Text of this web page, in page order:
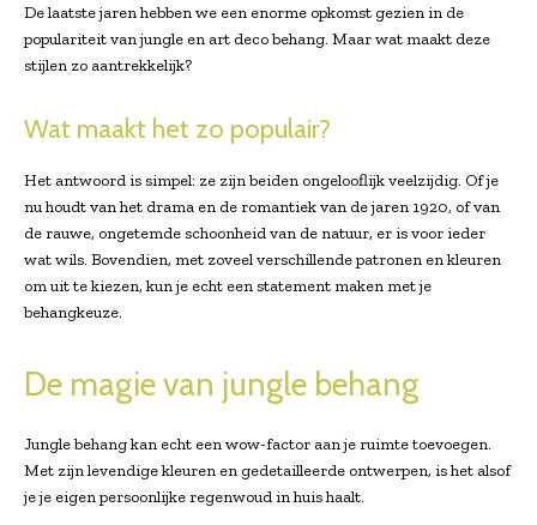
De laatste jaren hebben we een enorme opkomst gezien in de
populariteit van jungle en art deco behang. Maar wat maakt deze
stijlen zo aantrekkelijk?
Wat maakt het zo populair?
Het antwoord is simpel: ze zijn beiden ongelooflijk veelzijdig. Of je
nu houdt van het drama en de romantiek van de jaren 1920, of van
de rauwe, ongetemde schoonheid van de natuur, er is voor ieder
wat wils. Bovendien, met zoveel verschillende patronen en kleuren
om uit te kiezen, kun je echt een statement maken met je
behangkeuze.
De magie van jungle behang
Jungle behang kan echt een wow-factor aan je ruimte toevoegen.
Met zijn levendige kleuren en gedetailleerde ontwerpen, is het alsof
je je eigen persoonlijke regenwoud in huis haalt.